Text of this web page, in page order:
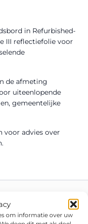
om informatie over uw
in Refurbished-
III reflectiefolie voor
de afmeting
uiteenlopende
gemeentelijke
voor advies over